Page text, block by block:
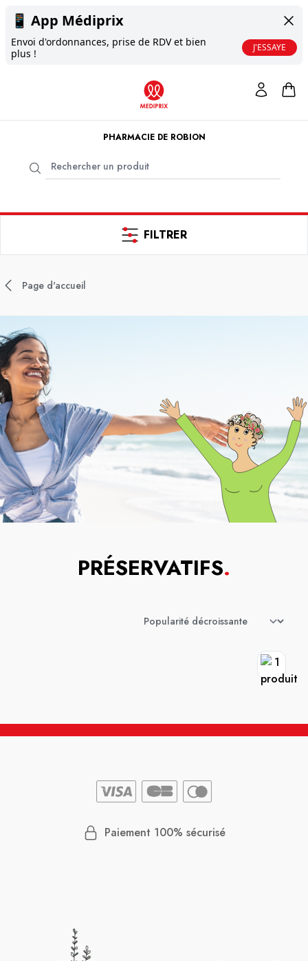
📱 App Médiprix
Envoi d'ordonnances, prise de RDV et bien
plus !
J'ESSAYE
PHARMACIE DE ROBION
FILTRER
Page d'accueil
PRÉSERVATIFS.
Paiement 100% sécurisé